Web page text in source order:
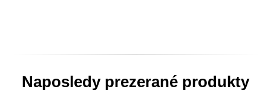
Naposledy prezerané produkty